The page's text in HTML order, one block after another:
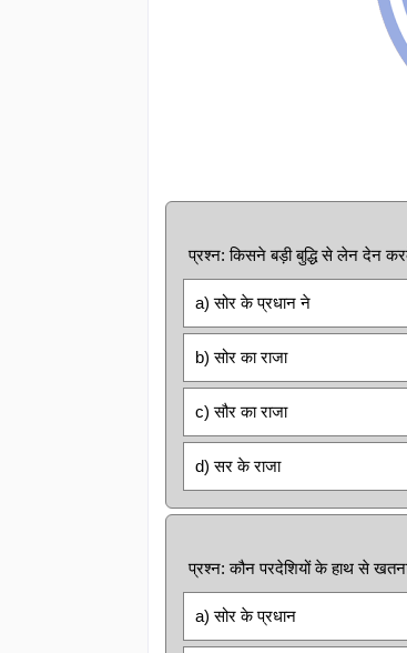
प्रश्न: किसने बड़ी बुद्धि से लेन देन
a) सोर के प्रधान ने
b) सोर का राजा
c) सौर का राजा
d) सर के राजा
प्रश्न: कौन परदेशियों के हाथ से
a) सोर के प्रधान